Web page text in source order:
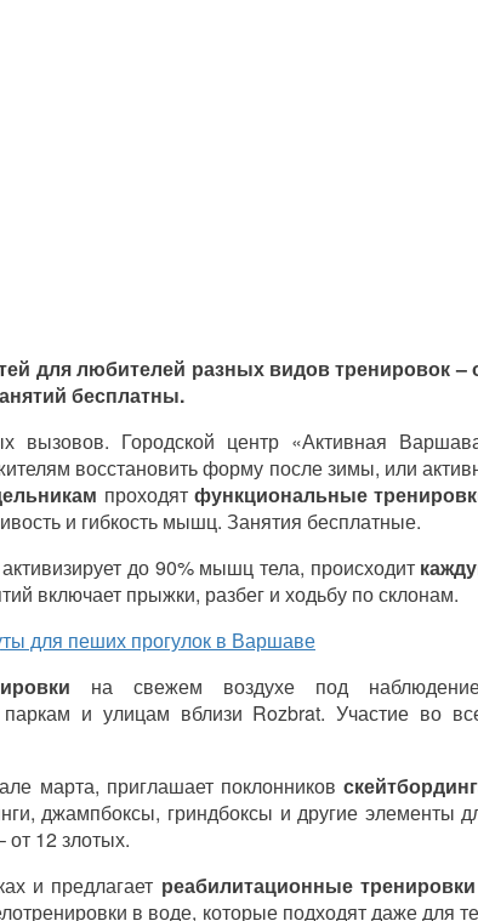
для любителей разных видов тренировок –
бесплатны.
Городской центр «Активная
восстановить форму после зимы, или
проходят функциональные
и гибкость мышц. Занятия бесплатные.
до 90% мышц тела, происходит
включает прыжки, разбег и ходьбу по склонам.
для пеших прогулок в Варшаве
на свежем воздухе под
и улицам вблизи Rozbrat. Участие во
марта, приглашает поклонников
джампбоксы, гриндбоксы и другие элементы
от 12 злотых.
и предлагает реабилитационные тренировки
в воде, которые подходят даже для